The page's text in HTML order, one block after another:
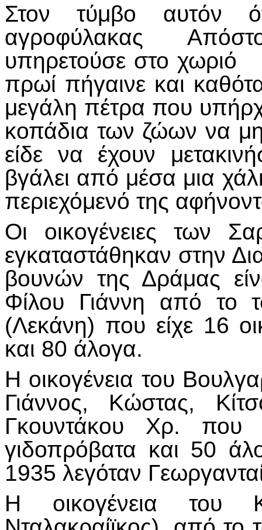
Στον τύμβο αυτόν
αγροφύλακας
υπηρετούσε στο χωριό
πρωί πήγαινε και
μεγάλη πέτρα που
κοπάδια των ζώων να
είδε να έχουν
βγάλει από μέσα μια
περιεχόμενό της
Οι οικογένειες των
εγκαταστάθηκαν στην
βουνών της Δράμας
Φίλου Γιάννη από το
(Λεκάνη) που είχε 16
και 80 άλογα.
Η οικογένεια του
Γιάννος, Κώστας,
Γκουντάκου Χρ. που
γιδοπρόβατα και 50
1935 λεγόταν
Η οικογένεια του